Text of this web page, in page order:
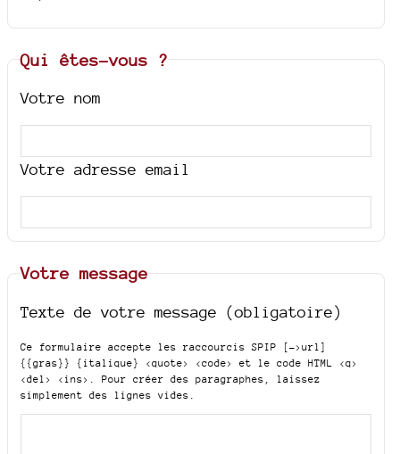
Qui êtes-vous ?
Votre nom
Votre adresse email
Votre message
Texte de votre message (obligatoire)
Ce formulaire accepte les raccourcis SPIP
[->url]
{{gras}} {italique} <quote> <code>
et le code HTML <q>
<del> <ins>
. Pour créer des paragraphes, laissez
simplement des lignes vides.